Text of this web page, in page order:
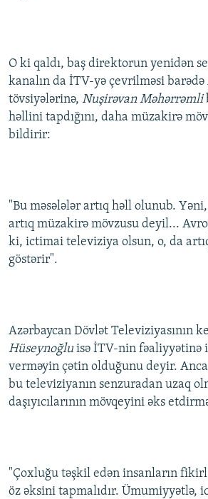
O ki qaldı, baş direktorun yenidən
kanalın da İTV-yə çevrilməsi
tövsiyələrinə, Nuşirəvan Məhərrəmli
həllini tapdığını, daha müzakirə
bildirir:
"Bu məsələlər artıq həll olunub.
artıq müzakirə mövzusu deyil...
ki, ictimai televiziya olsun, o, da
göstərir".
Azərbaycan Dövlət Televiziyasının
Hüseynoğluisə İTV-nin fəaliyyətinə
verməyin çətin olduğunu deyir.
bu televiziyanın senzuradan uzaq
daşıyıcılarının mövqeyini əks
"Çoxluğu təşkil edən insanların
öz əksini tapmalıdır. Ümumiyyətlə,